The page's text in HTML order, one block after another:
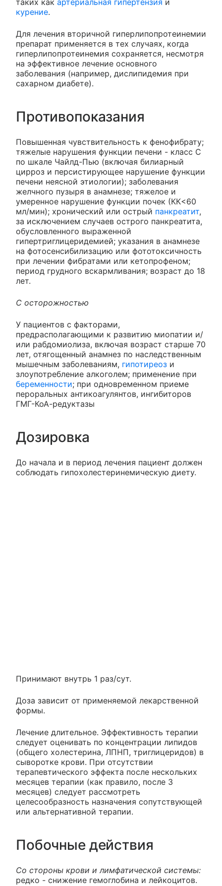
таких как артериальная гипертензия и
курение.
Для лечения вторичной гиперлипопротеинемии
препарат применяется в тех случаях, когда
гиперлипопротеинемия сохраняется, несмотря
на эффективное лечение основного
заболевания (например, дислипидемия при
сахарном диабете).
Противопоказания
Повышенная чувствительность к фенофибрату;
тяжелые нарушения функции печени - класс С
по шкале Чайлд-Пью (включая билиарный
цирроз и персистирующее нарушение функции
печени неясной этиологии); заболевания
желчного пузыря в анамнезе; тяжелое и
умеренное нарушение функции почек (КК<60
мл/мин); хронический или острый панкреатит,
за исключением случаев острого панкреатита,
обусловленного выраженной
гипертриглицеридемией; указания в анамнезе
на фотосенсибилизацию или фототоксичность
при лечении фибратами или кетопрофеном;
период грудного вскармливания; возраст до 18
лет.
С осторожностью
У пациентов с факторами,
предрасполагающими к развитию миопатии и/
или рабдомиолиза, включая возраст старше 70
лет, отягощенный анамнез по наследственным
мышечным заболеваниям, гипотиреоз и
злоупотребление алкоголем; применение при
беременности; при одновременном приеме
пероральных антикоагулянтов, ингибиторов
ГМГ-КоА-редуктазы
Дозировка
До начала и в период лечения пациент должен
соблюдать гипохолестеринемическую диету.
Принимают внутрь 1 раз/сут.
Доза зависит от применяемой лекарственной
формы.
Лечение длительное. Эффективность терапии
следует оценивать по концентрации липидов
(общего холестерина, ЛПНП, триглицеридов) в
сыворотке крови. При отсутствии
терапевтического эффекта после нескольких
месяцев терапии (как правило, после 3
месяцев) следует рассмотреть
целесообразность назначения сопутствующей
или альтернативной терапии.
Побочные действия
Со стороны крови и лимфатической системы:
редко - снижение гемоглобина и лейкоцитов.